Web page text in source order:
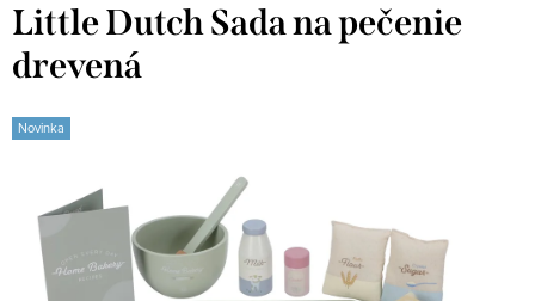
Little Dutch Sada na pečenie
drevená
Novinka